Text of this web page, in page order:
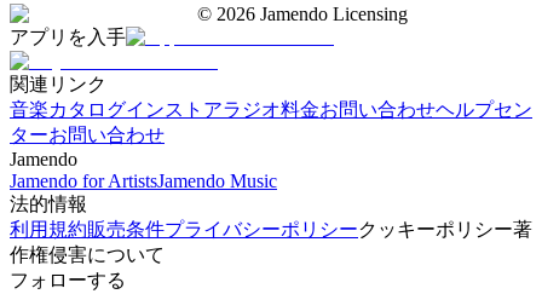
© 2026 Jamendo Licensing
アプリを入手
関連リンク
音楽カタログインストアラジオ料金お問い合わせヘルプセン
ターお問い合わせ
Jamendo
Jamendo for ArtistsJamendo Music
法的情報
利用規約販売条件プライバシーポリシークッキーポリシー著
作権侵害について
フォローする